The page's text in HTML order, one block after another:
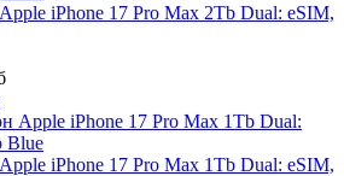
iPhone 17 Pro Max 2Tb Dual: eSIM,
iPhone 17 Pro Max 1Tb Dual: eSIM,